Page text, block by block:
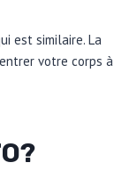
est similaire. La
votre corps à